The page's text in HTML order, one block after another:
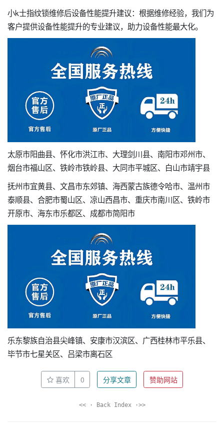
小k士指纹锁维修后设备性能提升建议：根据维修经验，我们为
客户提供设备性能提升的专业建议，助力设备性能最大化。
太原市阳曲县、怀化市洪江市、大理剑川县、南阳市邓州市、
烟台市福山区、铁岭市铁岭县、大同市平城区、白山市靖宇县
抚州市宜黄县、文昌市东郊镇、海西蒙古族德令哈市、温州市
泰顺县、合肥市蜀山区、凉山西昌市、重庆市南川区、铁岭市
开原市、海东市乐都区、成都市简阳市
乐东黎族自治县尖峰镇、安康市汉滨区、广西桂林市平乐县、
毕节市七星关区、吕梁市离石区
喜欢 0 分享文章 赞助网站
<< · Back Index ·>>